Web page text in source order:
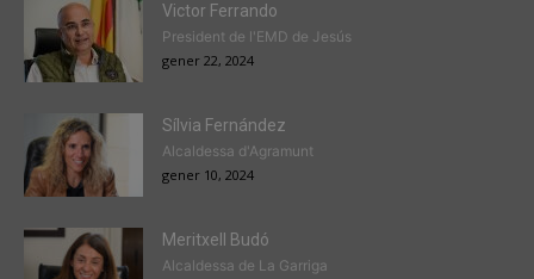
Victor Ferrando
President de l'EMD de Jesús
gener 22, 2024
Sílvia Fernández
Alcaldessa d'Agramunt
gener 10, 2024
Meritxell Budó
Alcaldessa de La Garriga